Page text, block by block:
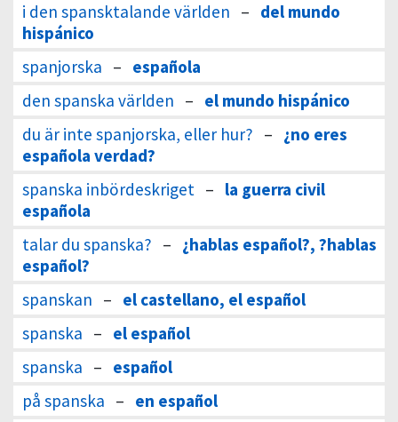
i den spansktalande världen – del mundo
hispánico
spanjorska – española
den spanska världen – el mundo hispánico
du är inte spanjorska, eller hur? – ¿no eres
española verdad?
spanska inbördeskriget – la guerra civil
española
talar du spanska? – ¿hablas español?, ?hablas
español?
spanskan – el castellano, el español
spanska – el español
spanska – español
på spanska – en español